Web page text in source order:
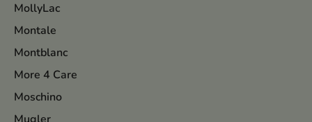
MollyLac
Montale
Montblanc
More 4 Care
Moschino